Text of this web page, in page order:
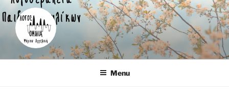
Skip
to
content
Λογοθεραπεύτρια – Καρέας
Menu